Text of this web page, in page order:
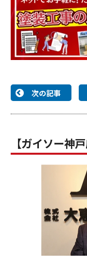
次の記事
【ガイソー神